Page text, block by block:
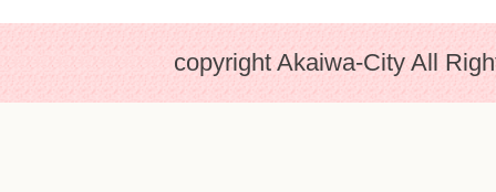
copyright Akaiwa-City All